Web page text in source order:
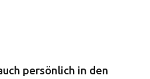
persönlich in den